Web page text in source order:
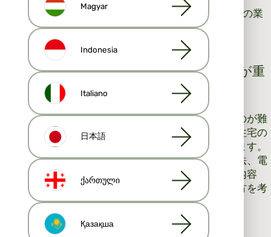
また、 不動産業者向け AI
とは何か、AI が不動産業者の業
務にどのように役立つかについてもお読みください。
1. 不動産リードを生み出すには第一印象が重
第一印象は一度しか残らないため、その後は変えるのが難
しい場合があります。第一印象に基づいて、顧客は住宅の
販売にあなたを選ぶか、競合他社を選ぶかを決定します。
第一印象は最初の接触で作られます。電話に出る方法、電
話の始め方と終わり方を考えてください。メールの内容
や、初めて会う人と直接会うときの服装や振る舞い方を考
えてください。
Magyar
Indonesia
Italiano
日本語
ქართული
Қазақша